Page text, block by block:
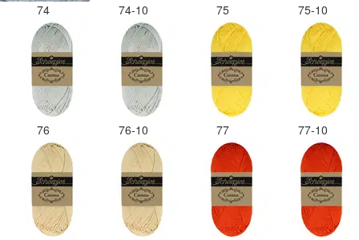
74 74-10 75 75-10
76 76-10 77 77-10